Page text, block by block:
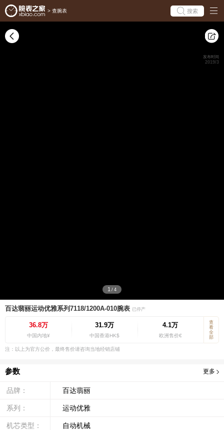
> 查腕表 搜索
1 / 4
发布时间
2019/3
百达翡丽运动优雅系列7118/1200A-010腕表 已停产
36.8万
中国内地¥
31.9万
中国香港HK$
4.1万
欧洲售价€
查
看
全
部
注：以上为官方公价，最终售价请咨询当地经销店铺
参数 更多
品牌： 百达翡丽
系列： 运动优雅
机芯类型： 自动机械